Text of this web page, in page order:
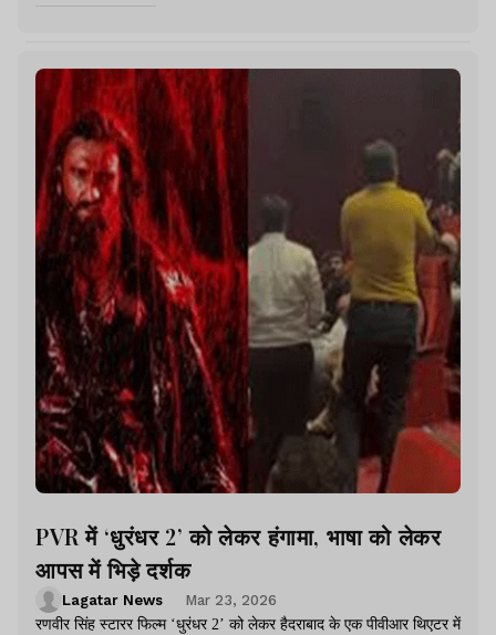
PVR में ‘धुरंधर 2’ को लेकर हंगामा, भाषा को लेकर
आपस में भिड़े दर्शक
Lagatar News
Mar 23, 2026
रणवीर सिंह स्टारर फिल्म ‘धुरंधर 2’ को लेकर हैदराबाद के एक पीवीआर थिएटर में